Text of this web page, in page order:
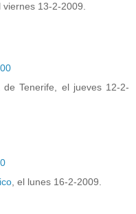
viernes 13-2-2009.
de Tenerife, el jueves 12-2-
, el lunes 16-2-2009.